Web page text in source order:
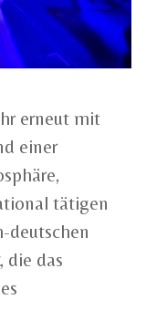
erneut mit
einer
tätigen
deutschen
, die das